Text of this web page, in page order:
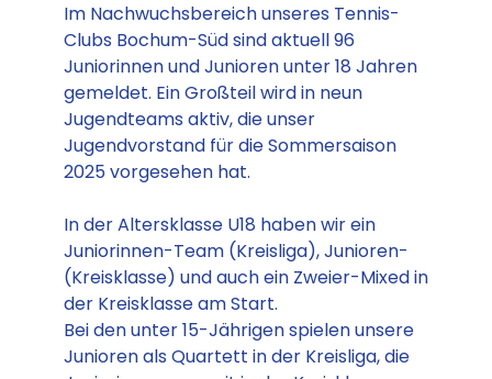
Im Nachwuchsbereich unseres Tennis-
Clubs Bochum-Süd sind aktuell 96
Juniorinnen und Junioren unter 18 Jahren
gemeldet. Ein Großteil wird in neun
Jugendteams aktiv, die unser
Jugendvorstand für die Sommersaison
2025 vorgesehen hat.
In der Altersklasse U18 haben wir ein
Juniorinnen-Team (Kreisliga), Junioren-
(Kreisklasse) und auch ein Zweier-Mixed in
der Kreisklasse am Start.
Bei den unter 15-Jährigen spielen unsere
Junioren als Quartett in der Kreisliga, die